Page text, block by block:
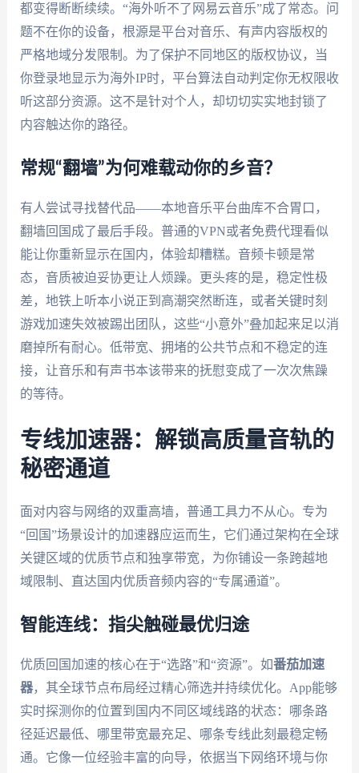
都变得断断续续。“海外听不了网易云音乐”成了常态。问
题不在你的设备，根源是平台对音乐、有声内容版权的
严格地域分发限制。为了保护不同地区的版权协议，当
你登录地显示为海外IP时，平台算法自动判定你无权限收
听这部分资源。这不是针对个人，却切切实实地封锁了
内容触达你的路径。
常规“翻墙”为何难载动你的乡音？
有人尝试寻找替代品——本地音乐平台曲库不合胃口，
翻墙回国成了最后手段。普通的VPN或者免费代理看似
能让你重新显示在国内，体验却糟糕。音频卡顿是常
态，音质被迫妥协更让人烦躁。更头疼的是，稳定性极
差，地铁上听本小说正到高潮突然断连，或者关键时刻
游戏加速失效被踢出团队，这些“小意外”叠加起来足以消
磨掉所有耐心。低带宽、拥堵的公共节点和不稳定的连
接，让音乐和有声书本该带来的抚慰变成了一次次焦躁
的等待。
专线加速器：解锁高质量音轨的
秘密通道
面对内容与网络的双重高墙，普通工具力不从心。专为
“回国”场景设计的加速器应运而生，它们通过架构在全球
关键区域的优质节点和独享带宽，为你铺设一条跨越地
域限制、直达国内优质音频内容的“专属通道”。
智能连线：指尖触碰最优归途
优质回国加速的核心在于“选路”和“资源”。如番茄加速
器，其全球节点布局经过精心筛选并持续优化。App能够
实时探测你的位置到国内不同区域线路的状态：哪条路
径延迟最低、哪里带宽最充足、哪条专线此刻最稳定畅
通。它像一位经验丰富的向导，依据当下网络环境与你